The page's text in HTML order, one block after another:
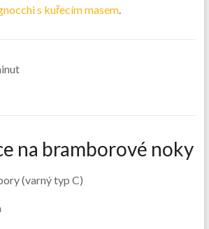
s kuřecím masem.
na bramborové noky
(varný typ C)